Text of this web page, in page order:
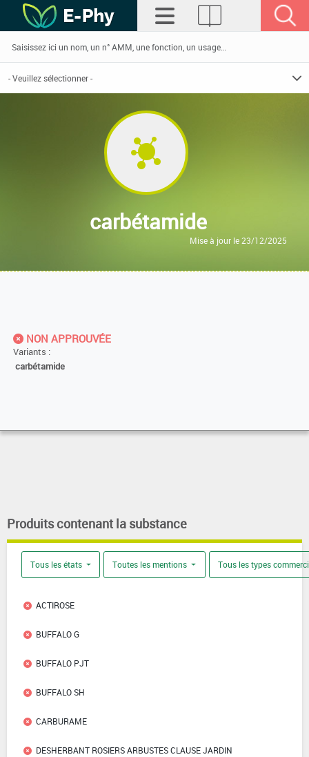
carbétamide
Mise à jour le 23/12/2025
NON APPROUVÉE
Variants :
carbétamide
Produits contenant la substance
Tous les états Toutes les mentions Tous les types
ACTIROSE
BUFFALO G
BUFFALO PJT
BUFFALO SH
CARBURAME
DESHERBANT ROSIERS ARBUSTES CLAUSE JARDIN